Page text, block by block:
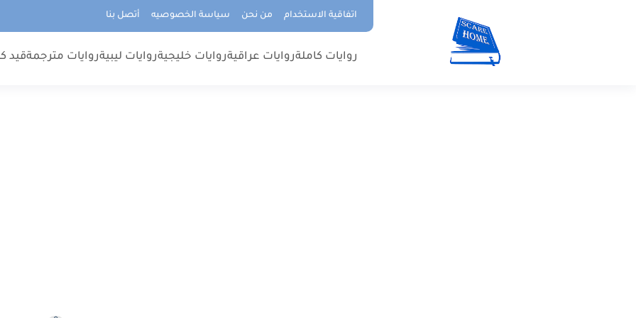
اتفاقية الاستخدام من نحن سياسة الخصوصيه أتصل بنا
روايات كاملةروايات عراقيةروايات خليجيةروايات ليبيةروايات مترجمةقيد